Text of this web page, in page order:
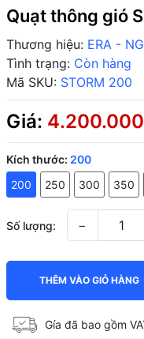
Quạt thông gió
Thương hiệu: ERA -
Tình trạng: Còn hàng
Mã SKU: STORM 200
Giá:
Kích thước: 200
200
250 300 350
Số lượng: −
THÊM VÀO GIỎ HÀNG
Gía đã bao gồm